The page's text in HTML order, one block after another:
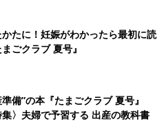
たに！妊娠がわかったら最初に読
ごクラブ 夏号』
備”の本『たまごクラブ 夏号』
集〉夫婦で予習する 出産の教科書